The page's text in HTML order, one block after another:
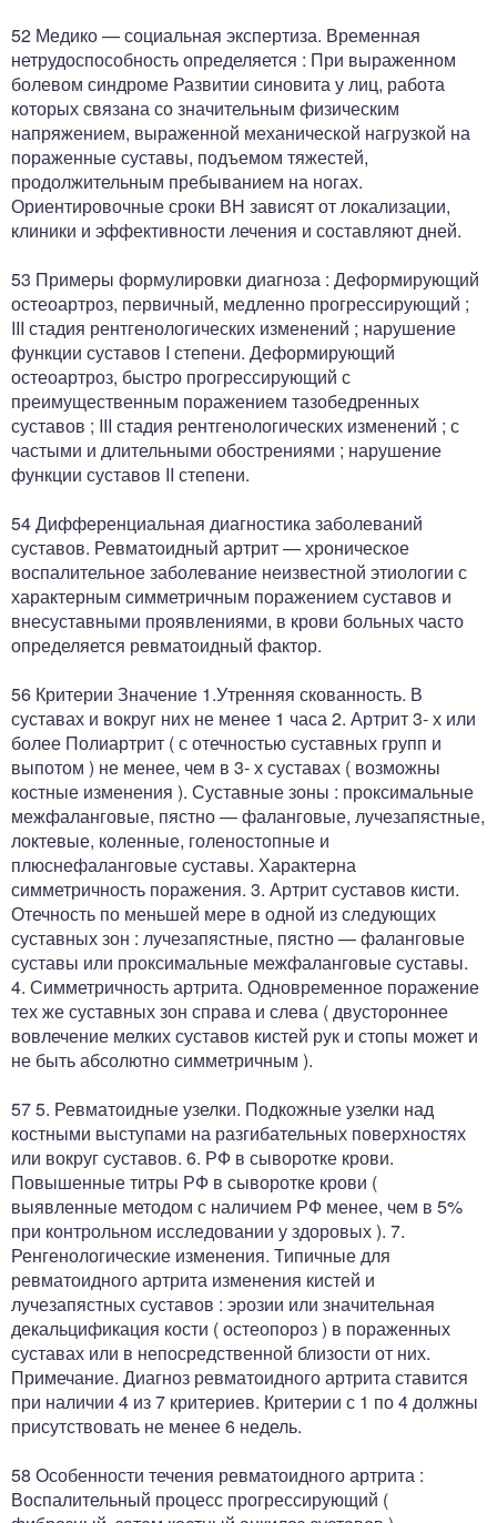
52 Медико — социальная экспертиза. Временная
нетрудоспособность определяется : При выраженном
болевом синдроме Развитии синовита у лиц, работа
которых связана со значительным физическим
напряжением, выраженной механической нагрузкой на
пораженные суставы, подъемом тяжестей,
продолжительным пребыванием на ногах.
Ориентировочные сроки ВН зависят от локализации,
клиники и эффективности лечения и составляют дней.
53 Примеры формулировки диагноза : Деформирующий
остеоартроз, первичный, медленно прогрессирующий ;
III стадия рентгенологических изменений ; нарушение
функции суставов I степени. Деформирующий
остеоартроз, быстро прогрессирующий с
преимущественным поражением тазобедренных
суставов ; III стадия рентгенологических изменений ; с
частыми и длительными обострениями ; нарушение
функции суставов II степени.
54 Дифференциальная диагностика заболеваний
суставов. Ревматоидный артрит — хроническое
воспалительное заболевание неизвестной этиологии с
характерным симметричным поражением суставов и
внесуставными проявлениями, в крови больных часто
определяется ревматоидный фактор.
56 Критерии Значение 1.Утренняя скованность. В
суставах и вокруг них не менее 1 часа 2. Артрит 3- х или
более Полиартрит ( с отечностью суставных групп и
выпотом ) не менее, чем в 3- х суставах ( возможны
костные изменения ). Суставные зоны : проксимальные
межфаланговые, пястно — фаланговые, лучезапястные,
локтевые, коленные, голеностопные и
плюснефаланговые суставы. Характерна
симметричность поражения. 3. Артрит суставов кисти.
Отечность по меньшей мере в одной из следующих
суставных зон : лучезапястные, пястно — фаланговые
суставы или проксимальные межфаланговые суставы.
4. Симметричность артрита. Одновременное поражение
тех же суставных зон справа и слева ( двустороннее
вовлечение мелких суставов кистей рук и стопы может и
не быть абсолютно симметричным ).
57 5. Ревматоидные узелки. Подкожные узелки над
костными выступами на разгибательных поверхностях
или вокруг суставов. 6. РФ в сыворотке крови.
Повышенные титры РФ в сыворотке крови (
выявленные методом с наличием РФ менее, чем в 5%
при контрольном исследовании у здоровых ). 7.
Ренгенологические изменения. Типичные для
ревматоидного артрита изменения кистей и
лучезапястных суставов : эрозии или значительная
декальцификация кости ( остеопороз ) в пораженных
суставах или в непосредственной близости от них.
Примечание. Диагноз ревматоидного артрита ставится
при наличии 4 из 7 критериев. Критерии с 1 по 4 должны
присутствовать не менее 6 недель.
58 Особенности течения ревматоидного артрита :
Воспалительный процесс прогрессирующий (